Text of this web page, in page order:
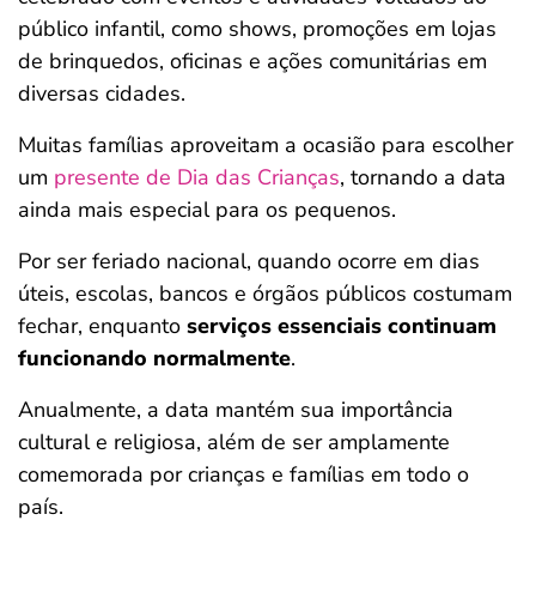
público infantil, como shows, promoções em lojas
de brinquedos, oficinas e ações comunitárias em
diversas cidades.
Muitas famílias aproveitam a ocasião para escolher
um presente de Dia das Crianças, tornando a data
ainda mais especial para os pequenos.
Por ser feriado nacional, quando ocorre em dias
úteis, escolas, bancos e órgãos públicos costumam
fechar, enquanto serviços essenciais continuam
funcionando normalmente.
Anualmente, a data mantém sua importância
cultural e religiosa, além de ser amplamente
comemorada por crianças e famílias em todo o
país.